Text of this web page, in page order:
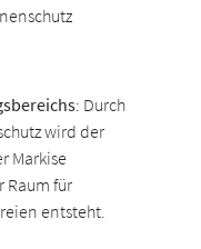
: Durch
wird der
Markise
Raum für
entsteht.